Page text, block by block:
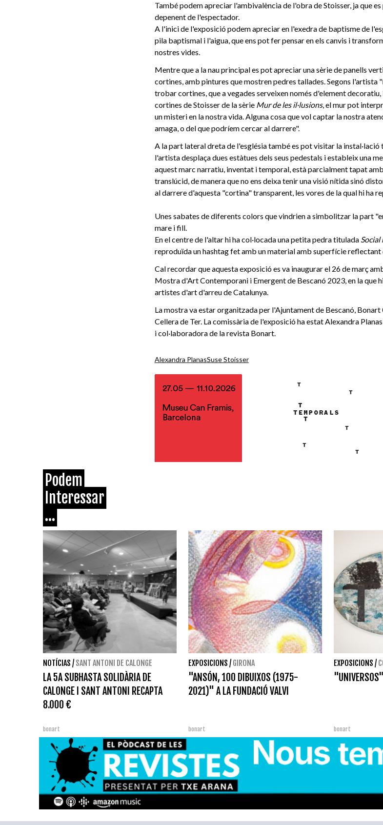
També podem apreciar l'ambivalència de l'obra de Stoisser, ja que
depenent de l'espectador.
A l'inici de l'exposició podem apreciar en l'exedra de baptisme de
pila baptismal i l'aigua, que ens pot fer pensar en els canvis i
nostres vides.
Mentre que a la nau principal es pot apreciar una sèrie de panells
cortines, amb pintures que mostren pedres tallades. Segons l'artista
trobar cortines, que a vegades serveixen només d'element decoratiu,
cortines de Stoisser de la sèrie Mur de les il·lusions, el mur pot
un misteri en la nostra vida. Alguna cosa que vol captar la nostra
amaga, o del que podríem cercar al darrere".
A la part lateral dreta de l'església també es pot visitar la instal·lació
l'artista desplaça dues estàtues dels seus pedestals i estableix una
aquest marc narratiu, inventat i temporal, està parcialment tapat
translúcid, de manera que no ens deixa tenir una visió nítida sinó
al darrere d'aquesta "cortina" transparent, les vores de la qual hi ha
Unes sabates de diferents colors que vindrien a simbolitzar la part
mare i fill.
En el centre de l'altar hi ha col·locada una petita pedra titulada Social
reproduïda un hashtag fet amb un material amb superfície reflectant
Cal recordar que aquesta exposició es va inaugurar el 26 de març
Mostra d'Art Contemporani i Emergent de Bescanó 2023, en la que
artistes d'art d'arreu de Catalunya.
La mostra va estar organitzada per l'Ajuntament de Bescanó,
Cellera de Ter. La comissària de l'exposició ha estat Alexandra
i col·laboradora de la revista Bonart.
Alexandra PlanasSuse Stoisser
Podem
Interessar
...
NOTÍCIAS / SANT ANTONI DE CALONGE
LA 5A SUBHASTA SOLIDÀRIA DE
CALONGE I SANT ANTONI RECAPTA
8.000 €
bonart
EXPOSICIONS / GIRONA
"ANSÓN, 100 DIBUIXOS (1975-
2021)" A LA FUNDACIÓ VALVI
bonart
EXPOSICIONS /
bonart